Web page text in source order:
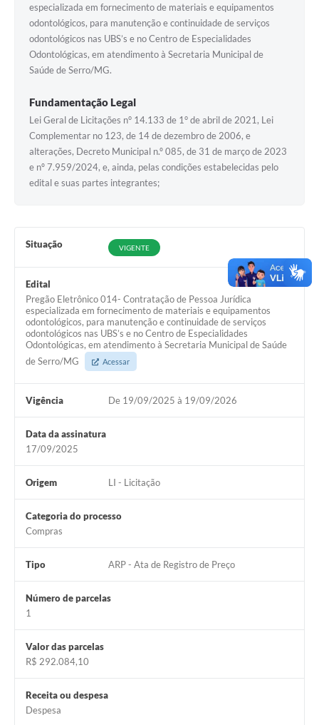
Convênios
Arquivos para Download
Jornal
Links
Galeria de Fotos
Telefones Úteis
Diário Oficial
Contratos, Convênios e Publicações MROSC
Ouvidoria Municipal
Notícias
Radar da Transparência Pública
Listagem de Contribuintes Inscritos na Dívida Ativa do
Município
especializada em fornecimento de materiais e equipamentos
odontológicos, para manutenção e continuidade de serviços
odontológicos nas UBS’s e no Centro de Especialidades
Odontológicas, em atendimento à Secretaria Municipal de
Saúde de Serro/MG.
Fundamentação Legal
Lei Geral de Licitações n° 14.133 de 1° de abril de 2021, Lei
Complementar no 123, de 14 de dezembro de 2006, e
alterações, Decreto Municipal n.º 085, de 31 de março de 2023
e nº 7.959/2024, e, ainda, pelas condições estabelecidas pelo
edital e suas partes integrantes;
Situação VIGENTE
Edital
Pregão Eletrônico 014- Contratação de Pessoa Jurídica
especializada em fornecimento de materiais e equipamentos
odontológicos, para manutenção e continuidade de serviços
odontológicos nas UBS’s e no Centro de Especialidades
Odontológicas, em atendimento à Secretaria Municipal de Saúde
de Serro/MG
Acessar
Vigência De 19/09/2025 à 19/09/2026
Data da assinatura
17/09/2025
Origem LI - Licitação
Categoria do processo
Compras
Tipo ARP - Ata de Registro de Preço
Número de parcelas
1
Valor das parcelas
R$ 292.084,10
Receita ou despesa
Despesa